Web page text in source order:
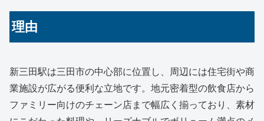
理由
新三田駅は三田市の中心部に位置し、周辺には住宅街や商
業施設が広がる便利な立地です。地元密着型の飲食店から
ファミリー向けのチェーン店まで幅広く揃っており、素材